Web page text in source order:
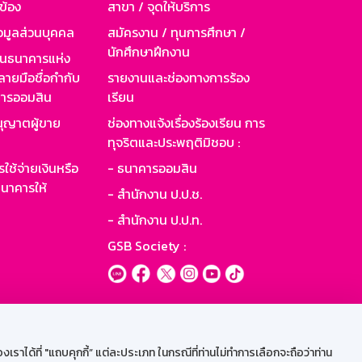
ได้ที่ "แถบคุกกี้” แต่ละประเภท ในกรณีที่ท่านไม่ทำการเลือกจะถือว่าท่าน
อง
มูลส่วนบุคคล
นาคารแห่ง
ายมือชื่อกำกับ
รออมสิน
ญาตผู้ขาย
ช้จ่ายเงินหรือ
คารให้
สาขา / จุดให้บริการ
สมัครงาน / ทุนการศึกษา /
นักศึกษาฝึกงาน
รายงานและช่องทางการร้อง
เรียน
ช่องทางแจ้งเรื่องร้องเรียน การ
ทุจริตและประพฤติมิชอบ :
- ธนาคารออมสิน
- สำนักงาน ป.ป.ช.
- สำนักงาน ป.ป.ท.
GSB Society :